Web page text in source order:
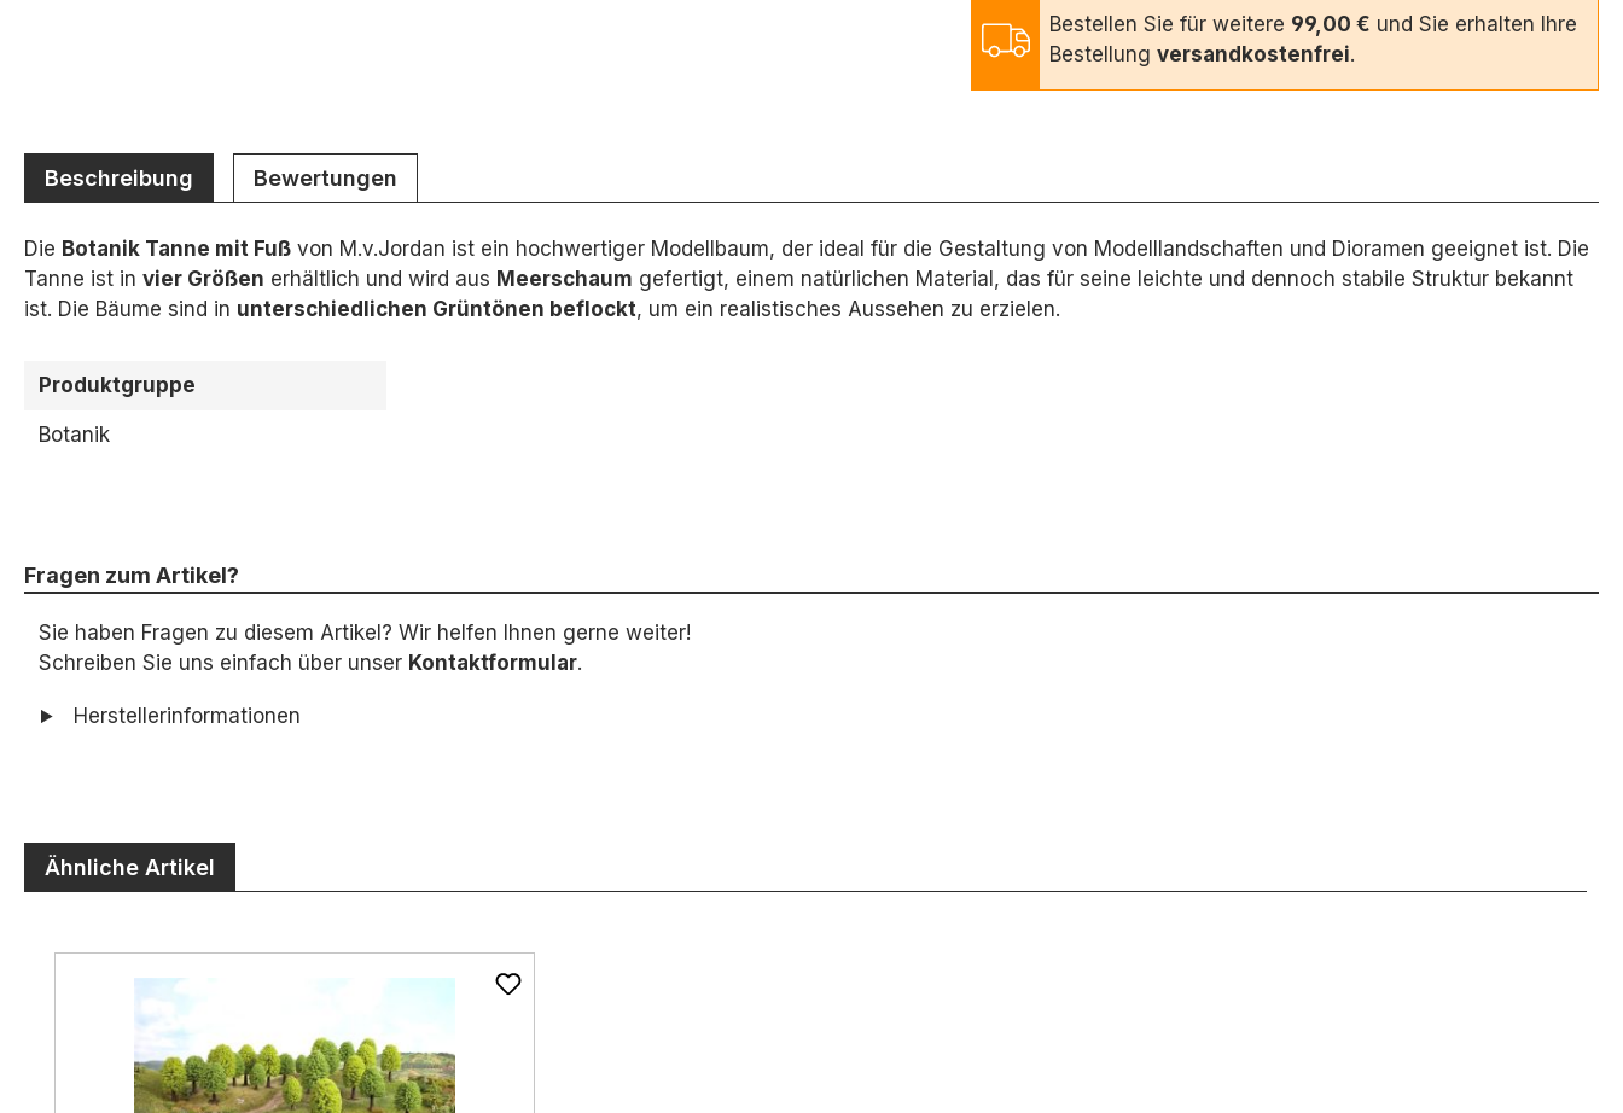
Bestellen Sie für weitere 99,00 € und Sie erhalten Ihre
Bestellung versandkostenfrei.
Beschreibung Bewertungen
Die Botanik Tanne mit Fuß von M.v.Jordan ist ein hochwertiger Modellbaum, der ideal für die Gestaltung von Modelllandschaften und Dioramen geeignet ist. Die
Tanne ist in vier Größen erhältlich und wird aus Meerschaum gefertigt, einem natürlichen Material, das für seine leichte und dennoch stabile Struktur bekannt
ist. Die Bäume sind in unterschiedlichen Grüntönen beflockt, um ein realistisches Aussehen zu erzielen.
Produktgruppe
Botanik
Fragen zum Artikel?
Sie haben Fragen zu diesem Artikel? Wir helfen Ihnen gerne weiter!
Schreiben Sie uns einfach über unser Kontaktformular.
Herstellerinformationen
Ähnliche Artikel